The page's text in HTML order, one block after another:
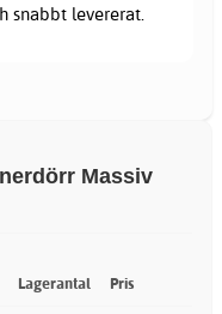
snabbt levererat.
Massiv
Lagerantal Pris